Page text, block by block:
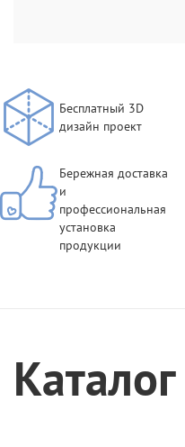
Бесплатный 3D
дизайн проект
Бережная доставка
и
профессиональная
установка
продукции
Каталог